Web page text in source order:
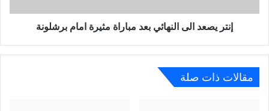
إنتر يصعد الى النهائي بعد مباراة مثيرة امام برشلونة
مقالات ذات صلة